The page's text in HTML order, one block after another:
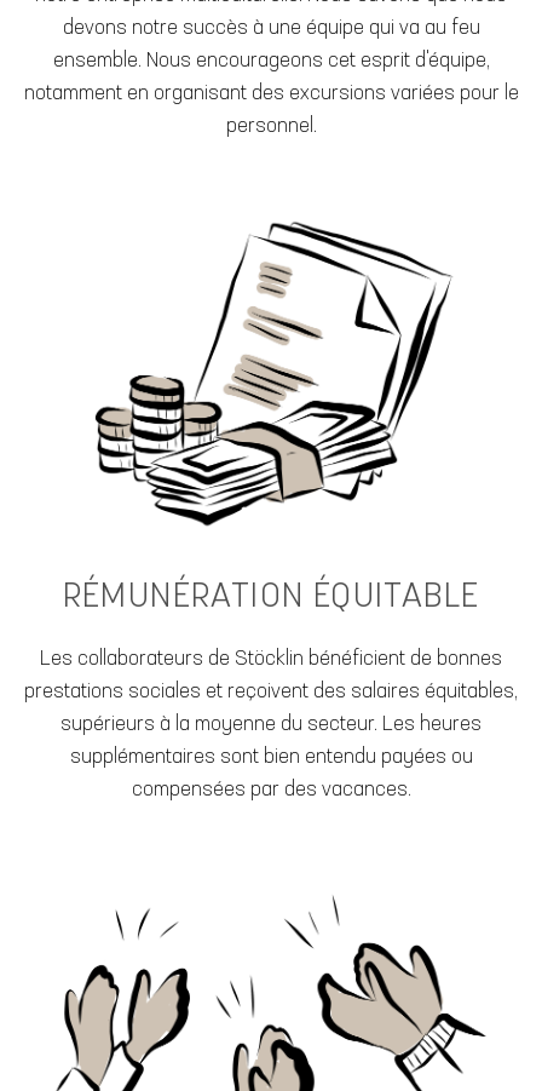
devons notre succès à une équipe qui va au feu
ensemble. Nous encourageons cet esprit d'équipe,
notamment en organisant des excursions variées pour le
personnel.
RÉMUNÉRATION ÉQUITABLE
Les collaborateurs de Stöcklin bénéficient de bonnes
prestations sociales et reçoivent des salaires équitables,
supérieurs à la moyenne du secteur. Les heures
supplémentaires sont bien entendu payées ou
compensées par des vacances.